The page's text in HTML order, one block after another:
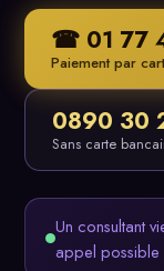
☎ 01 77
Paiement par
0890 30
Sans carte
Un consultant
appel possible